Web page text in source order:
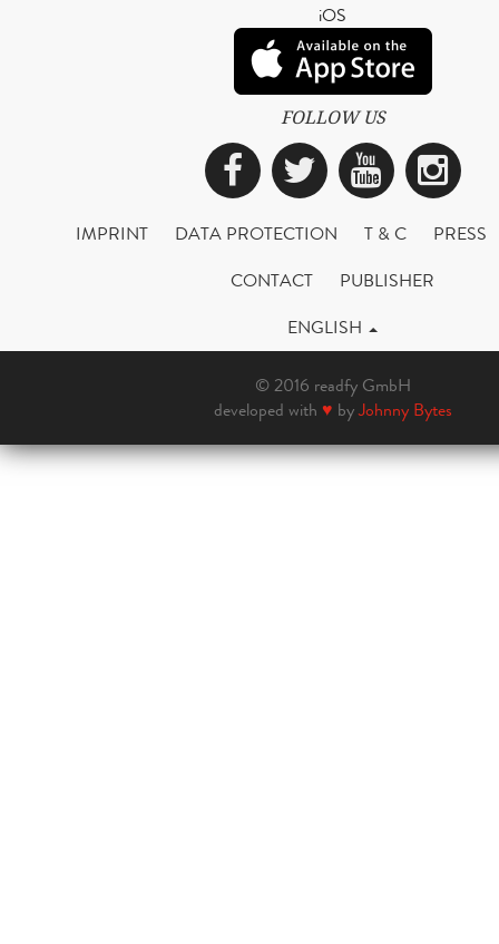
iOS
FOLLOW US
Facebook
Twitter
IMPRINT DATA PROTECTION T & C
PRESS
CONTACT
PUBLISHER
ENGLISH
© 2016 readfy GmbH
developed with ♥ byJohnny Bytes